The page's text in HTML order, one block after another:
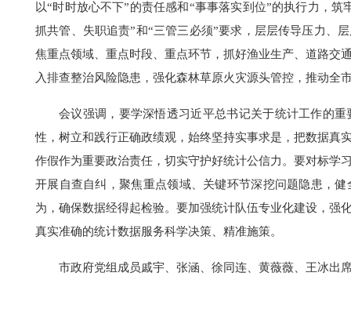
以“时时放心不下”的责任感和“事事落实到位”的执行力，
抓共管、失职追责”和“三管三必须”要求，层层传导压力、
焦重点领域、重点时段、重点环节，抓好渔业生产、道路交
入排查整治风险隐患，强化森林草原火灾源头管控，推动全
会议强调，要学深悟透习近平总书记关于统计工作的
性，树立和践行正确政绩观，始终坚持实事求是，把数据真
作假作为重要政治责任，切实守护好统计公信力。要对标学
开展自查自纠，聚焦重点领域、关键环节深挖问题隐患，
为，确保数据经得起检验。要加强统计队伍专业化建设，强
真实准确的统计数据服务科学决策、精准施策。
市政府党组成员戚宇、张涵、徐同连、黄薇薇、王冰出